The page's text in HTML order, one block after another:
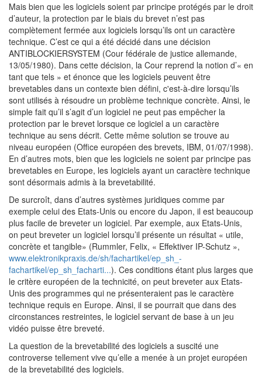
Mais bien que les logiciels soient par principe protégés par le droit
d’auteur, la protection par le biais du brevet n’est pas
complètement fermée aux logiciels lorsqu’ils ont un caractère
technique. C’est ce qui a été décidé dans une décision
ANTIBLOCKIERSYSTEM (Cour fédérale de justice allemande,
13/05/1980). Dans cette décision, la Cour reprend la notion d’« en
tant que tels » et énonce que les logiciels peuvent être
brevetables dans un contexte bien défini, c'est-à-dire lorsqu’ils
sont utilisés à résoudre un problème technique concrète. Ainsi, le
simple fait qu’il s’agit d’un logiciel ne peut pas empêcher la
protection par le brevet lorsque ce logiciel a un caractère
technique au sens décrit. Cette même solution se trouve au
niveau européen (Office européen des brevets, IBM, 01/07/1998).
En d’autres mots, bien que les logiciels ne soient par principe pas
brevetables en Europe, les logiciels ayant un caractère technique
sont désormais admis à la brevetabilité.
De surcroît, dans d’autres systèmes juridiques comme par
exemple celui des Etats-Unis ou encore du Japon, il est beaucoup
plus facile de breveter un logiciel. Par exemple, aux Etats-Unis,
on peut breveter un logiciel lorsqu’il présente un résultat « utile,
concrète et tangible» (Rummler, Felix, « Effektiver IP-Schutz »,
www.elektronikpraxis.de/sh/fachartikel/ep_sh_-
fachartikel/ep_sh_facharti...). Ces conditions étant plus larges que
le critère européen de la technicité, on peut breveter aux Etats-
Unis des programmes qui ne présenteraient pas le caractère
technique requis en Europe. Ainsi, il se pourrait que dans des
circonstances restreintes, le logiciel servant de base à un jeu
vidéo puisse être breveté.
La question de la brevetabilité des logiciels a suscité une
controverse tellement vive qu’elle a menée à un projet européen
de la brevetabilité des logiciels.